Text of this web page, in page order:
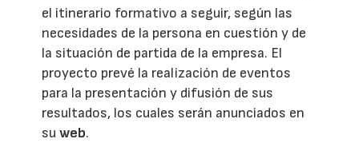
el itinerario formativo a seguir, según las
necesidades de la persona en cuestión y de
la situación de partida de la empresa. El
proyecto prevé la realización de eventos
para la presentación y difusión de sus
resultados, los cuales serán anunciados en
suweb.